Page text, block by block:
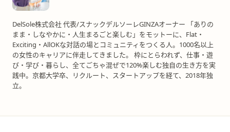
DelSole株式会社 代表/スナックデルソーレGINZAオーナー 「ありの
まま・しなやかに・人生まるごと楽しむ」をモットーに、Flat・
Exciting・AllOKな対話の場とコミュニティをつくる人。1000名以上
の女性のキャリアに伴走してきました。 枠にとらわれず、仕事・遊
び・学び・暮らし、全てごちゃ混ぜで120%楽しむ独自の生き方を実
践中。京都大学卒、リクルート、スタートアップを経て、2018年独
立。